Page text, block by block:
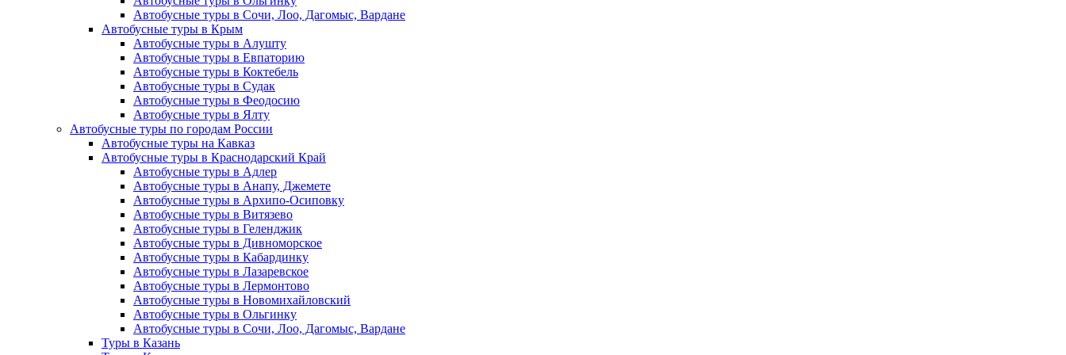
Автобусные туры в Сочи, Лоо, Дагомыс, Вардане
Автобусные туры в Крым
Автобусные туры в Алушту
Автобусные туры в Евпаторию
Автобусные туры в Коктебель
Автобусные туры в Судак
Автобусные туры в Феодосию
Автобусные туры в Ялту
Автобусные туры по городам России
Автобусные туры на Кавказ
Автобусные туры в Краснодарский Край
Автобусные туры в Адлер
Автобусные туры в Анапу, Джемете
Автобусные туры в Архипо-Осиповку
Автобусные туры в Витязево
Автобусные туры в Геленджик
Автобусные туры в Дивноморское
Автобусные туры в Кабардинку
Автобусные туры в Лазаревское
Автобусные туры в Лермонтово
Автобусные туры в Новомихайловский
Автобусные туры в Ольгинку
Автобусные туры в Сочи, Лоо, Дагомыс, Вардане
Туры в Казань